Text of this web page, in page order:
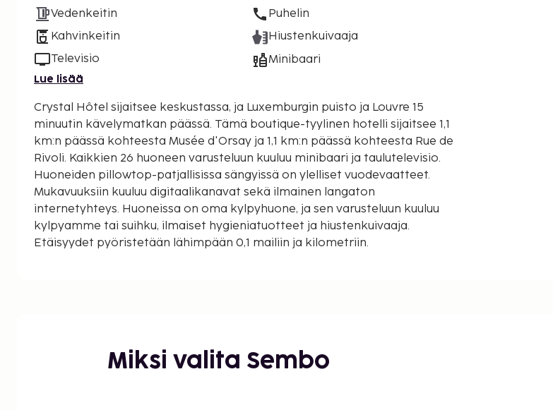
Vedenkeitin
Kahvinkeitin
Televisio
Puhelin
Hiustenkuivaaja
Minibaari
Lue lisää
Crystal Hôtel sijaitsee keskustassa, ja Luxemburgin puisto ja Louvre 15
minuutin kävelymatkan päässä. Tämä boutique-tyylinen hotelli sijaitsee 1,1
km:n päässä kohteesta Musée d'Orsay ja 1,1 km:n päässä kohteesta Rue de
Rivoli. Kaikkien 26 huoneen varusteluun kuuluu minibaari ja taulutelevisio.
Huoneiden pillowtop-patjallisissa sängyissä on ylelliset vuodevaatteet.
Mukavuuksiin kuuluu digitaalikanavat sekä ilmainen langaton
internetyhteys. Huoneissa on oma kylpyhuone, ja sen varusteluun kuuluu
kylpyamme tai suihku, ilmaiset hygieniatuotteet ja hiustenkuivaaja.
Etäisyydet pyöristetään lähimpään 0,1 mailiin ja kilometriin.
Le Bon Marché - 0,9 km / 0,5 mi
Pont Neuf - 0,9 km / 0,6 mi
Miksi valita Sembo